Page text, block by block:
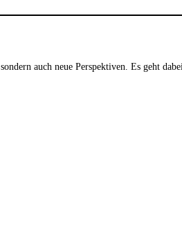
auch neue Perspektiven. Es geht